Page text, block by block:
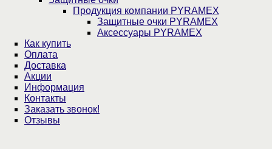
Продукция компании PYRAMEX
Защитные очки PYRAMEX
Аксессуары PYRAMEX
Как купить
Оплата
Доставка
Акции
Информация
Контакты
Заказать звонок!
Отзывы